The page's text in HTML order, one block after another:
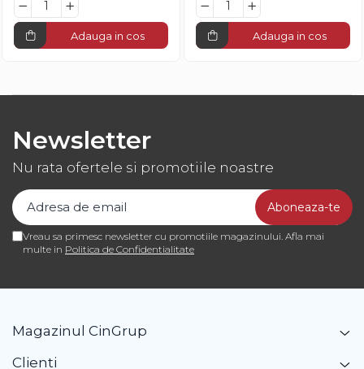
Adauga in cos Adauga in cos
Newsletter
Nu rata ofertele si promotiile noastre
Vreau sa primesc newsletter cu promotiile magazinului. Afla mai
multe in Politica de Confidentialitate
Magazinul CinGrup
Clienti